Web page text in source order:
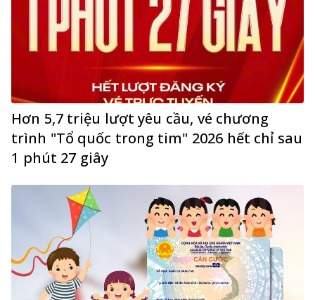
Hơn 5,7 triệu lượt yêu cầu, vé chương
trình "Tổ quốc trong tim" 2026 hết chỉ sau
1 phút 27 giây